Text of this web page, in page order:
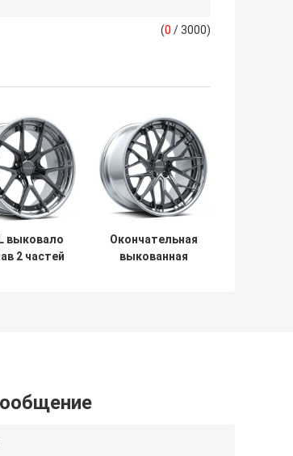
(0 / 3000)
выковало
2 частей
Окончательная
выкованная